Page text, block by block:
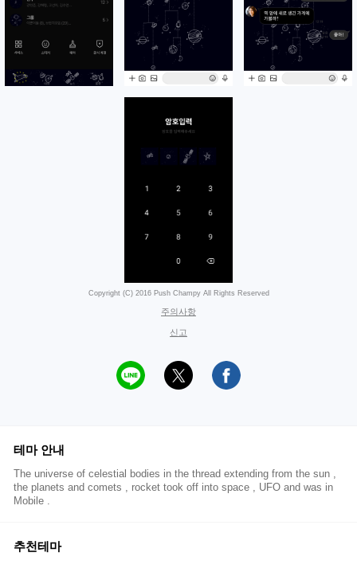
Copyright (C) 2016 Push Champy All Rights Reserved
주의사항
신고
테마 안내
The universe of celestial bodies in the thread extending from the sun ,
the planets and comets , rocket took off into space , UFO and was in
Mobile .
추천테마